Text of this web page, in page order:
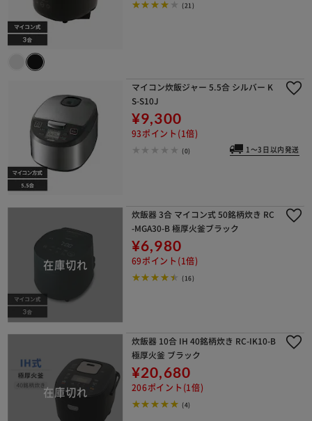
(21)
マイコン炊飯ジャー 5.5合 シルバー K
S-S10J
¥9,300
93ポイント(1倍)
(0) 1～3日以内発送
炊飯器 3合 マイコン式 50銘柄炊き RC
-MGA30-B 極厚火釜ブラック
¥6,980
69ポイント(1倍)
(16)
炊飯器 10合 IH 40銘柄炊き RC-IK10-B
極厚火釜 ブラック
¥20,680
206ポイント(1倍)
(4)